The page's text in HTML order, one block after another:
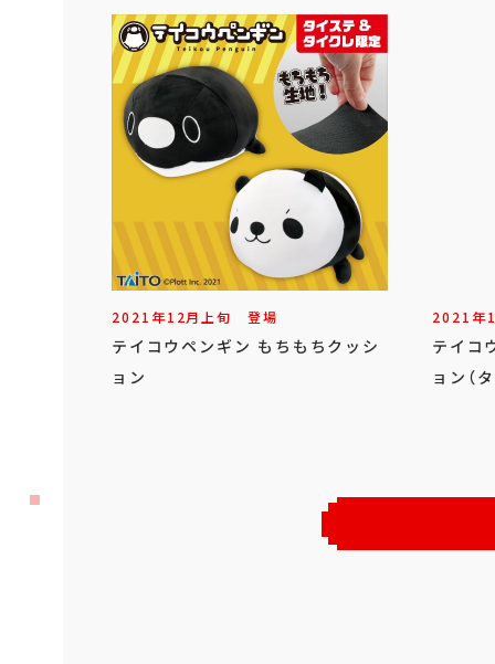
2021年12月上旬 登場
テイコウペンギン もちもちクッシ
ョン
2021年
テイコ
ョン（